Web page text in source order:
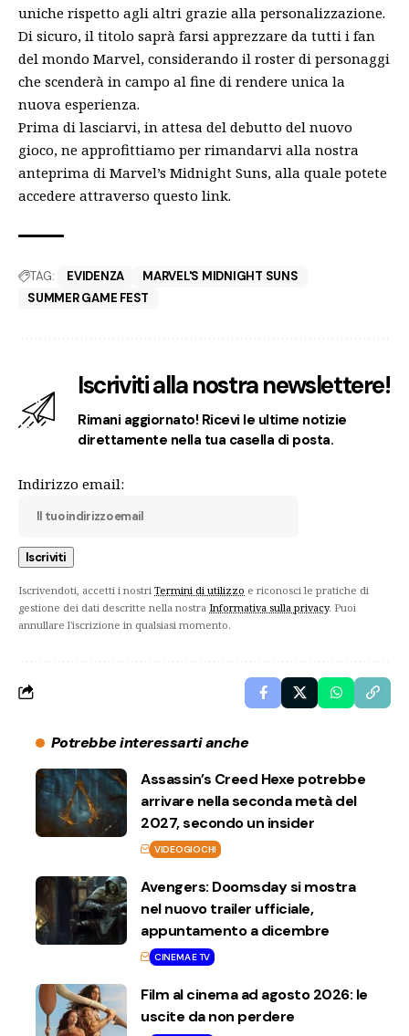
uniche rispetto agli altri grazie alla personalizzazione.
Di sicuro, il titolo saprà farsi apprezzare da tutti i fan
del mondo Marvel, considerando il roster di personaggi
che scenderà in campo al fine di rendere unica la
nuova esperienza.
Prima di lasciarvi, in attesa del debutto del nuovo
gioco, ne approfittiamo per rimandarvi alla nostra
anteprima di Marvel’s Midnight Suns, alla quale potete
accedere attraverso questo link.
TAG: EVIDENZA
MARVEL'S MIDNIGHT SUNS
SUMMER GAME FEST
Iscriviti alla nostra newslettere!
Rimani aggiornato! Ricevi le ultime notizie
direttamente nella tua casella di posta.
Indirizzo email:
Iscrivendoti, accetti i nostri Termini di utilizzo e riconosci le pratiche di
gestione dei dati descritte nella nostra Informativa sulla privacy. Puoi
annullare l'iscrizione in qualsiasi momento.
Potrebbe interessarti anche
Assassin’s Creed Hexe potrebbe
arrivare nella seconda metà del
2027, secondo un insider
VIDEOGIOCHI
Avengers: Doomsday si mostra
nel nuovo trailer ufficiale,
appuntamento a dicembre
CINEMA E TV
Film al cinema ad agosto 2026: le
uscite da non perdere